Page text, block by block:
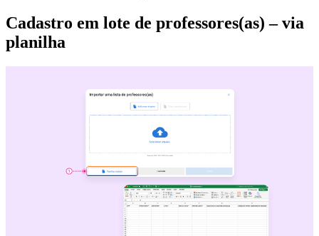
Cadastro em lote de professores(as) – via
planilha